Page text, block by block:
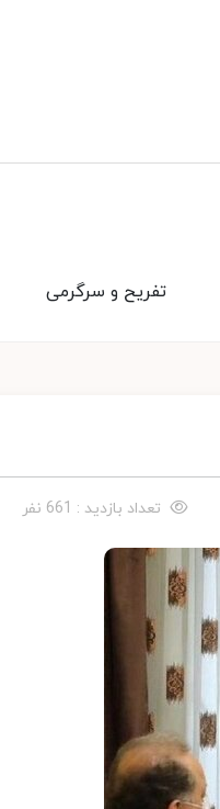
تفریح و سرگرمی
تعداد بازدید : 661 نفر